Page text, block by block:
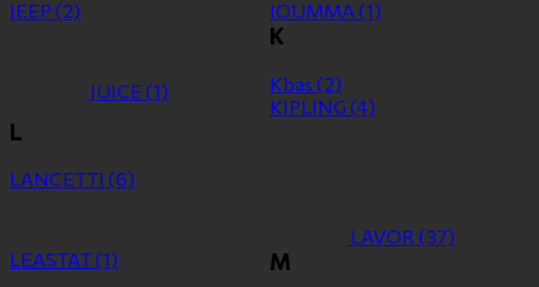
JEEP (2) JOUMMA (1)
JUICE (1)
K
Kbas (2)
KIPLING (4)
L
LANCETTI (6)
LAVOR (37)
LEASTAT(1) M